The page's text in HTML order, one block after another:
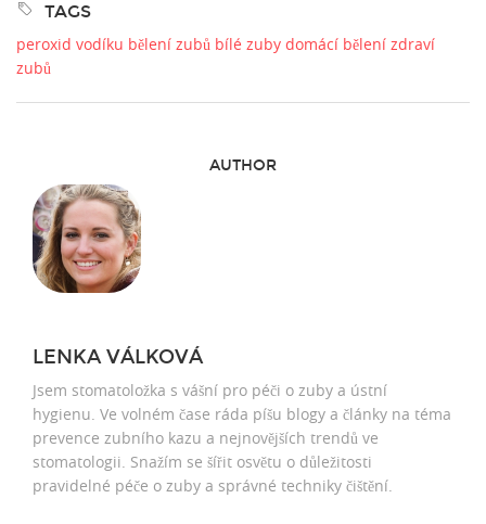
TAGS
peroxid vodíku bělení zubů bílé zuby domácí bělení zdraví
zubů
AUTHOR
LENKA VÁLKOVÁ
Jsem stomatoložka s vášní pro péči o zuby a ústní
hygienu. Ve volném čase ráda píšu blogy a články na téma
prevence zubního kazu a nejnovějších trendů ve
stomatologii. Snažím se šířit osvětu o důležitosti
pravidelné péče o zuby a správné techniky čištění.